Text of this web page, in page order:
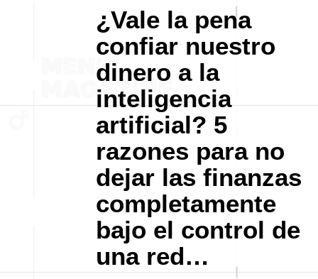
¿Vale la pena
confiar nuestro
dinero a la
inteligencia
artificial? 5
razones para no
dejar las finanzas
completamente
bajo el control de
una red…